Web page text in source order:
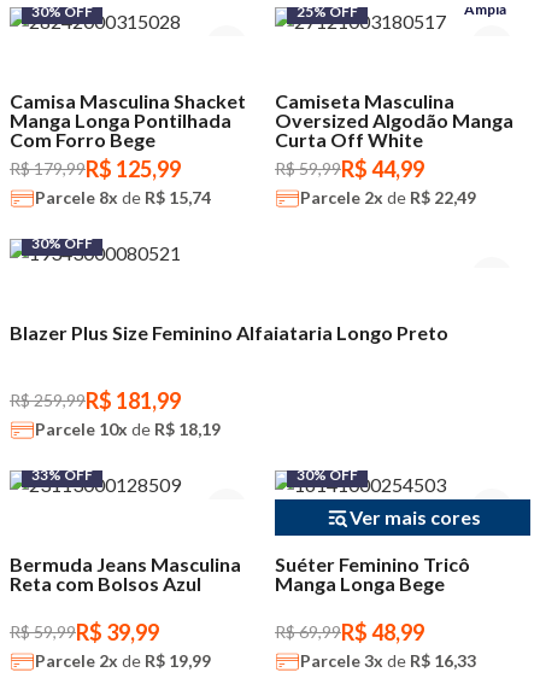
30% OFF
Camisa Masculina Shacket
Manga Longa Pontilhada
Com Forro Bege
R$ 179,99R$ 125,99
Parcele 8x de R$ 15,74
25% OFF Ampla
Camiseta Masculina
Oversized Algodão Manga
Curta Off White
R$ 59,99R$ 44,99
Parcele 2x de R$ 22,49
30% OFF
Blazer Plus Size Feminino Alfaiataria Longo Preto
R$ 259,99R$ 181,99
Parcele 10x de R$ 18,19
33% OFF
Bermuda Jeans Masculina
Reta com Bolsos Azul
R$ 59,99R$ 39,99
Parcele 2x de R$ 19,99
30% OFF
Ver mais cores
Suéter Feminino Tricô
Manga Longa Bege
R$ 69,99R$ 48,99
Parcele3x de R$ 16,33